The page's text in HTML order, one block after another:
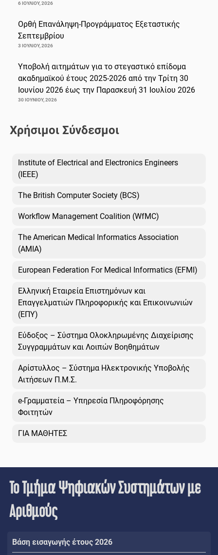
6 ΙΟΥΛΊΟΥ, 2026
Ορθή Επανάληψη-Προγράμματος Εξεταστικής
Σεπτεμβρίου
3 ΙΟΥΛΊΟΥ, 2026
Υποβολή αιτημάτων για το στεγαστικό επίδομα
ακαδημαϊκού έτους 2025-2026 από την Τρίτη 30
Ιουνίου 2026 έως την Παρασκευή 31 Ιουλίου 2026
30 ΙΟΥΝΊΟΥ, 2026
Χρήσιμοι Σύνδεσμοι
Institute of Electrical and Electronics Engineers
(IEEE)
The British Computer Society (BCS)
Workflow Management Coalition (WfMC)
The American Medical Informatics Association
(AMIA)
European Federation For Medical Informatics (EFMI)
Ελληνική Εταιρεία Επιστημόνων και
Επαγγελματιών Πληροφορικής και Επικοινωνιών
(ΕΠΥ)
Εύδοξος – Σύστημα Ολοκληρωμένης Διαχείρισης
Συγγραμμάτων και Λοιπών Βοηθημάτων
Αρίστυλλος – Σύστημα Ηλεκτρονικής Υποβολής
Αιτήσεων Π.Μ.Σ.
e-Γραμματεία – Υπηρεσία Πληροφόρησης
Φοιτητών
ΓΙΑ ΜΑΘΗΤΕΣ
Το Τμήμα Ψηφιακών Συστημάτων με
Αριθμούς
Βάση εισαγωγής έτους 2026